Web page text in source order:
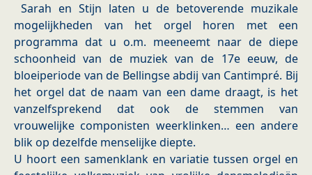
Sarah en Stijn laten u de betoverende muzikale
mogelijkheden van het orgel horen met een
programma dat u o.m. meeneemt naar de diepe
schoonheid van de muziek van de 17e eeuw, de
bloeiperiode van de Bellingse abdij van Cantimpré. Bij
het orgel dat de naam van een dame draagt, is het
vanzelfsprekend dat ook de stemmen van
vrouwelijke componisten weerklinken… een andere
blik op dezelfde menselijke diepte.
U hoort een samenklank en variatie tussen orgel en